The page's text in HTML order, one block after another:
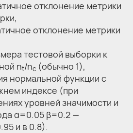
отклонение метрики
отклонение метрики
тестовой выборки к
nt/nc (обычно 1),
нормальной функции с
индексе (при
уровней значимости и
α=0.05 β=0.2 —
и в 0.8).